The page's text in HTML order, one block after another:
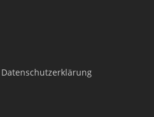
Datenschutzerklärung